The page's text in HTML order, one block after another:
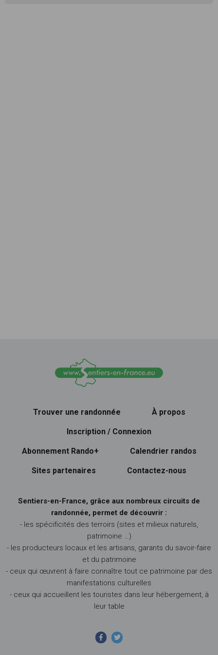
Trouver une randonnée À propos
Inscription / Connexion
Abonnement Rando+ Calendrier randos
Sites partenaires Contactez-nous
Sentiers-en-France, grâce aux nombreux circuits de
randonnée, permet de découvrir :
- les spécificités des terroirs (sites et milieux naturels,
patrimoine …)
- les producteurs locaux et les artisans, garants du savoir-faire
et du patrimoine
- ceux qui œuvrent à faire connaître tout ce patrimoine par des
manifestations culturelles
- ceux qui accueillent les touristes dans leur hébergement, à
leur table